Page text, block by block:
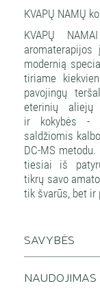
KVAPŲ NAMŲ
KVAPŲ
modernią
tiriame
pavojingų
eterinių aliejų
ir kokybės -
saldžiomis
DC-MS
tiesiai iš
tikrų savo
tik švarūs, bet ir
SAVYBĖS
NAUDOJIMAS